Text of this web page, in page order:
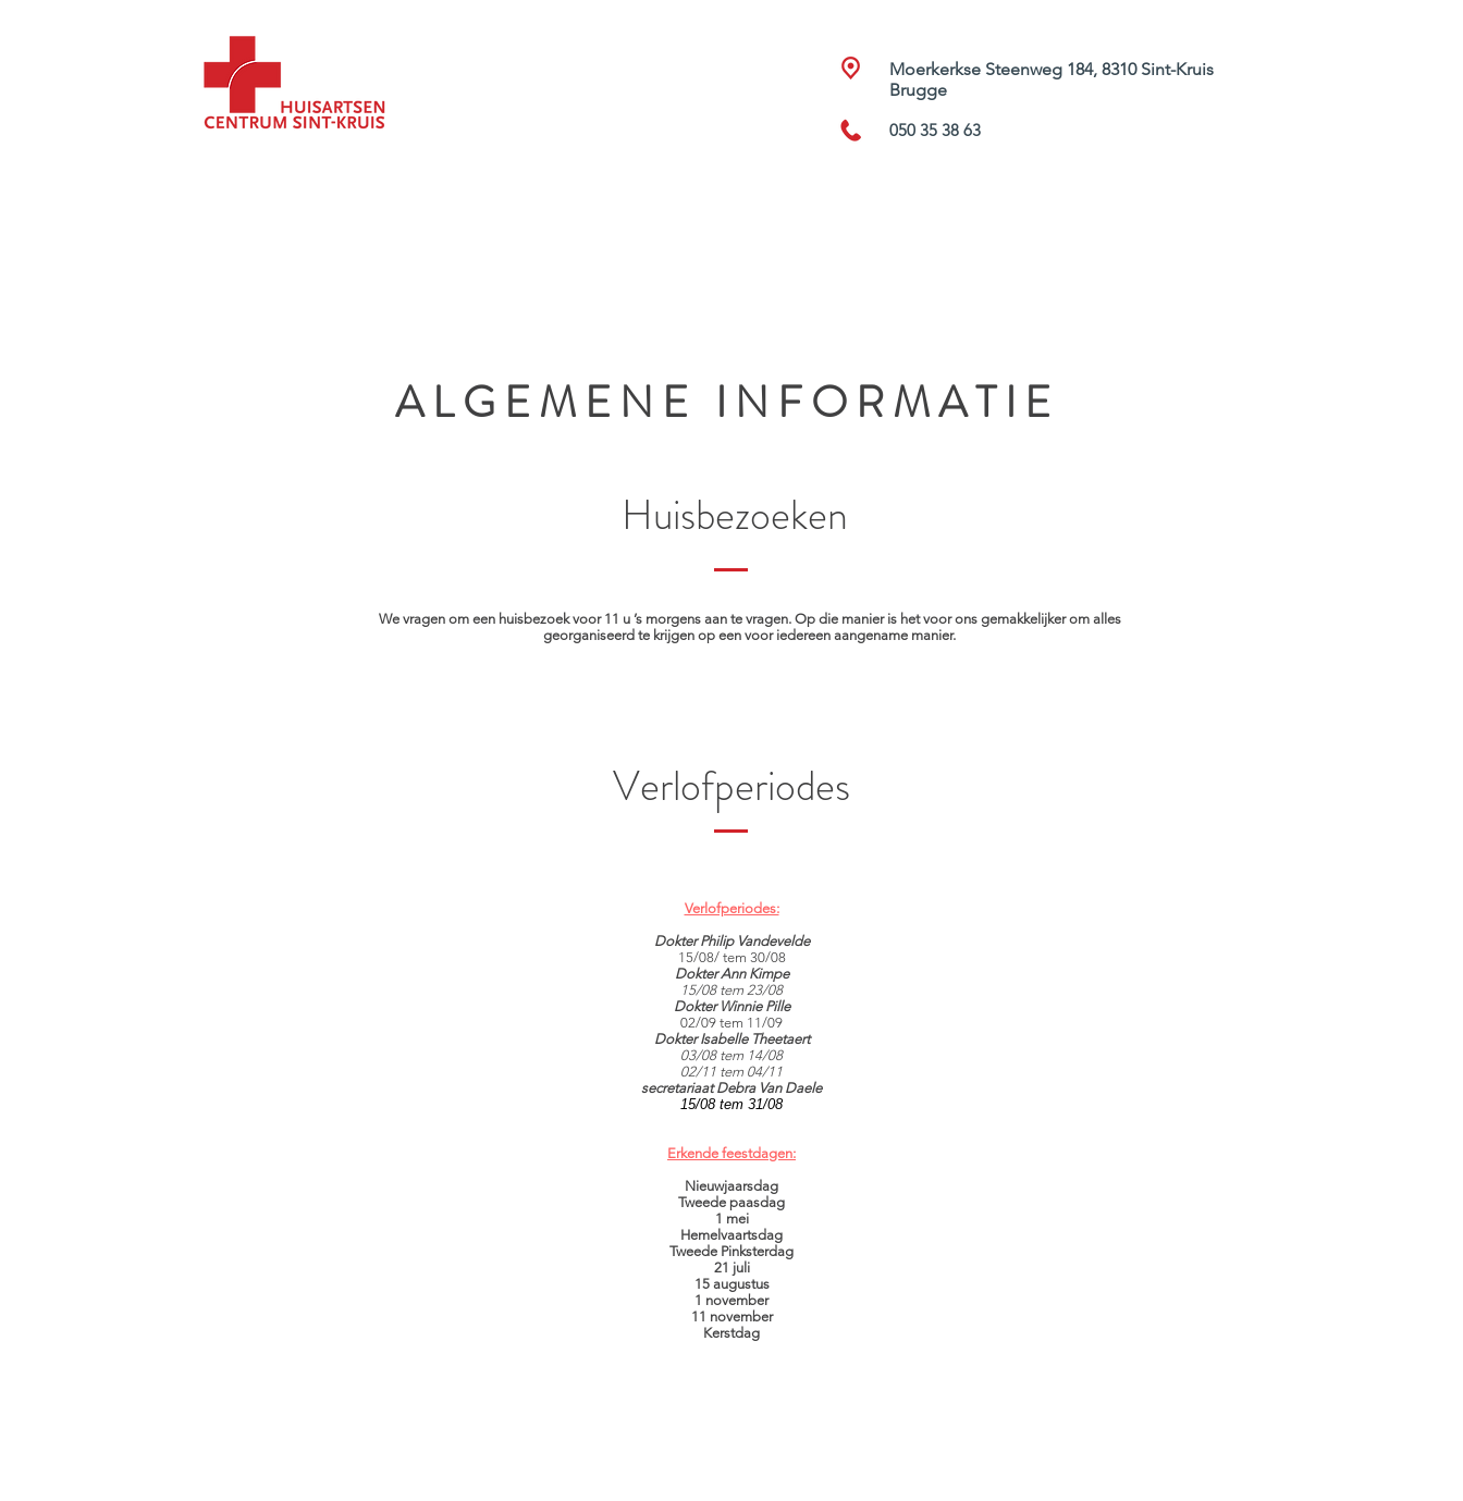
Moerkerkse Steenweg 184, 8310 Sint-Kruis
Brugge
050 35 38 63
ALGEMENE INFORMATIE
Huisbezoeken
We vragen om een huisbezoek voor 11 u ’s morgens aan te vragen. Op die manier is het voor ons gemakkelijker om alles
georganiseerd te krijgen op een voor iedereen aangename manier.
Verlofperiodes
Verlofperiodes:
Dokter Philip Vandevelde
​15/08/ tem 30/08​
Dokter Ann Kimpe
15/08 tem 23/08
Dokter Winnie Pille
02/09 tem 11/09
Dokter Isabelle Theetaert
03/08 tem 14/08
02/11 tem 04/11
​secretariaat Debra Van Daele
15/08 tem 31/08
Erkende feestdagen:
Nieuwjaarsdag
Tweede paasdag
1 mei
Hemelvaartsdag
Tweede Pinksterdag
21 juli
15 augustus
1 november
11 november
Kerstdag